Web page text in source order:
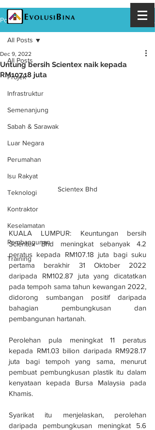
Post
All Posts
Projek
Infrastruktur
Semenanjung
Sabah & Sarawak
Luar Negara
Perumahan
Isu Rakyat
Teknologi
Kontraktor
Keselamatan
Pembangunan
Training
All Posts
Untung bersih Scientex naik kepada
RM107.18 juta
Dec 9, 2022
Scientex Bhd
KUALA LUMPUR: Keuntungan bersih
Scientex Bhd meningkat sebanyak 4.2
peratus kepada RM107.18 juta bagi suku
pertama berakhir 31 Oktober 2022
daripada RM102.87 juta yang dicatatkan
pada tempoh sama tahun kewangan 2022,
didorong sumbangan positif daripada
bahagian pembungkusan dan
pembangunan hartanah.
Perolehan pula meningkat 11 peratus
kepada RM1.03 bilion daripada RM928.17
juta bagi tempoh yang sama, menurut
pembuat pembungkusan plastik itu dalam
kenyataan kepada Bursa Malaysia pada
Khamis.
Syarikat itu menjelaskan, perolehan
daripada pembungkusan meningkat 5.6